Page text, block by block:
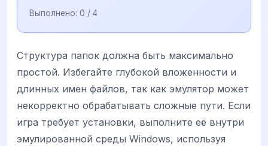
Выполнено: 0 / 4
Структура папок должна быть максимально
простой. Избегайте глубокой вложенности и
длинных имен файлов, так как эмулятор может
некорректно обрабатывать сложные пути. Если
игра требует установки, выполните её внутри
эмулированной среды Windows, используя